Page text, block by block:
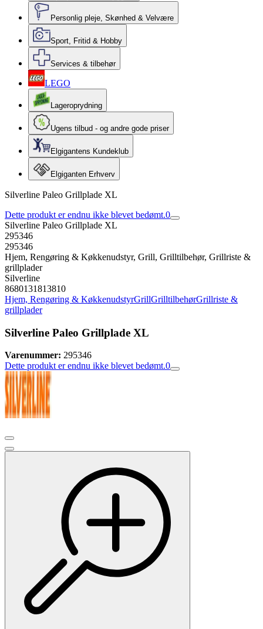
Personlig pleje, Skønhed & Velvære
Sport, Fritid & Hobby
Services & tilbehør
LEGO
Lageroprydning
Ugens tilbud - og andre gode priser
Elgigantens Kundeklub
Elgiganten Erhverv
Silverline Paleo Grillplade XL
Dette produkt er endnu ikke blevet bedømt.0
Silverline Paleo Grillplade XL
295346
295346
Hjem, Rengøring & Køkkenudstyr, Grill, Grilltilbehør, Grillriste &
grillplader
Silverline
8680131813810
Hjem, Rengøring & KøkkenudstyrGrillGrilltilbehørGrillriste &
grillplader
Silverline Paleo Grillplade XL
Varenummer: 295346
Dette produkt er endnu ikke blevet bedømt.0